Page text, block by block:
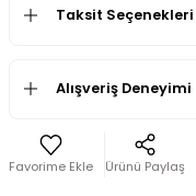
Taksit Seçenekleri
Alışveriş Deneyimi
Ürünü Paylaş